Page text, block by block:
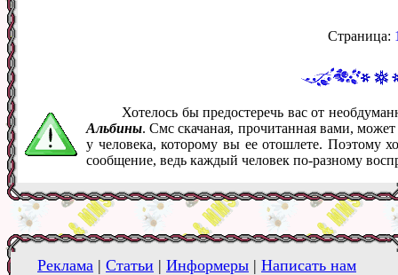
Страница:
Хотелось бы предостеречь вас от
Альбины. Смс скачаная, прочитанная вами,
у человека, которому вы ее отошлете. Поэтому
сообщение, ведь каждый человек по-разному
Реклама | Статьи | Информеры | Написать нам